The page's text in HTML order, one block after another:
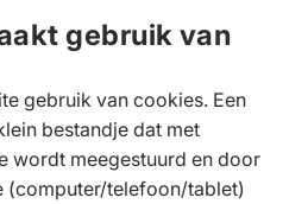
gebruik van
gebruik van cookies. Een
bestandje dat met
wordt meegestuurd en door
(computer/telefoon/tablet)